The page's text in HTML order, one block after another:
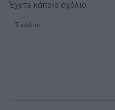
Έχετε κάποιο σχόλιο;